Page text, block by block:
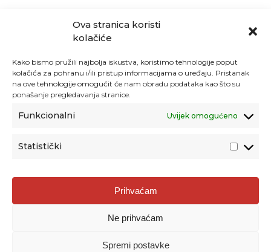
Ova stranica koristi
kolačiće
Kako bismo pružili najbolja iskustva, koristimo tehnologije poput
kolačića za pohranu i/ili pristup informacijama o uređaju. Pristanak
na ove tehnologije omogućit će nam obradu podataka kao što su
ponašanje pregledavanja stranice.
Funkcionalni Uvijek omogućeno
Statistički
Prihvaćam
Ne prihvaćam
Spremi postavke
Agencija za odgoj i obrazovanje
Donje Svetice 38, 10000 Zagreb
1778129